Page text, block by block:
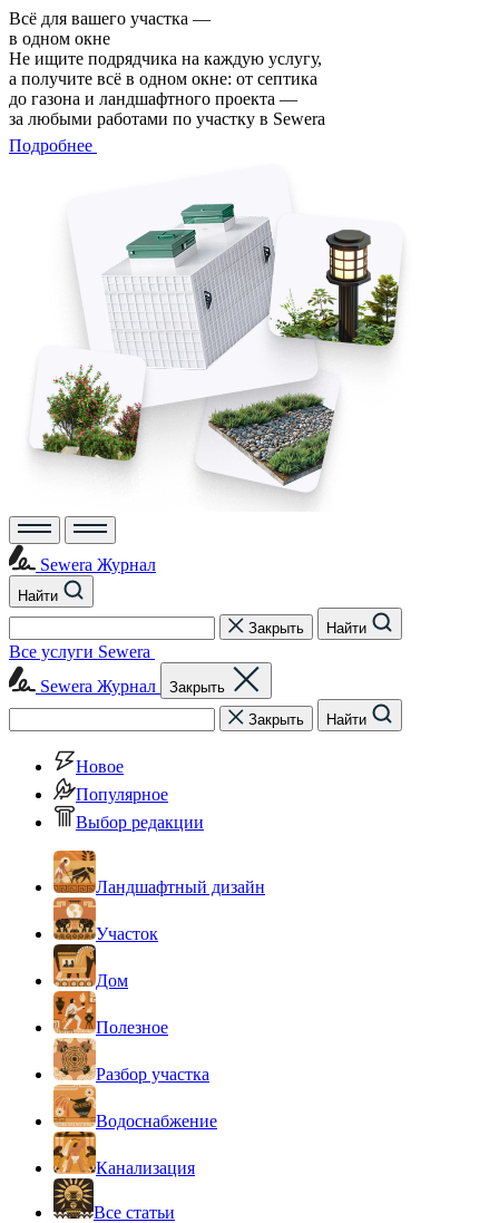
Всё для вашего участка —
в одном окне
Не ищите подрядчика на каждую услугу,
а получите всё в одном окне: от септика
до газона и ландшафтного проекта —
за любыми работами по участку в Sewera
Подробнее
Sewera Журнал
Найти
Закрыть
Найти
Все услуги Sewera
Sewera Журнал
Закрыть
Закрыть
Найти
Новое
Популярное
Выбор редакции
Ландшафтный дизайн
Участок
Дом
Полезное
Разбор участка
Водоснабжение
Канализация
Все статьи